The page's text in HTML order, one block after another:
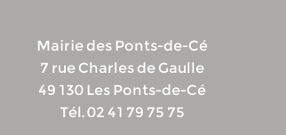
Mairie des Ponts-de-Cé
7 rue Charles de Gaulle
49 130 Les Ponts-de-Cé
Tél. 02 41 79 75 75